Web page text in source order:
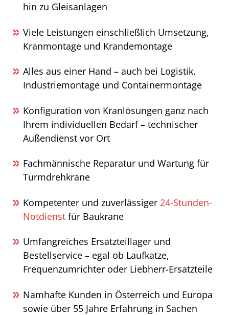
hin zu Gleisanlagen
Viele Leistungen einschließlich Umsetzung,
Kranmontage und Krandemontage
Alles aus einer Hand – auch bei Logistik,
Industriemontage und Containermontage
Konfiguration von Kranlösungen ganz nach
Ihrem individuellen Bedarf – technischer
Außendienst vor Ort
Fachmännische Reparatur und Wartung für
Turmdrehkrane
Kompetenter und zuverlässiger 24-Stunden-
Notdienst für Baukrane
Umfangreiches Ersatzteillager und
Bestellservice – egal ob Laufkatze,
Frequenzumrichter oder Liebherr-Ersatzteile
Namhafte Kunden in Österreich und Europa
sowie über 55 Jahre Erfahrung in Sachen